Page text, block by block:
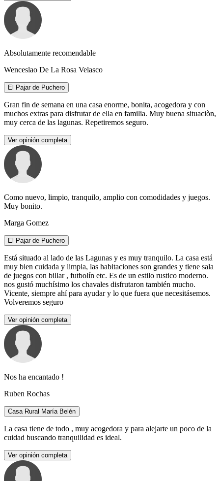
Absolutamente recomendable
Wenceslao De La Rosa Velasco
El Pajar de Puchero
Gran fin de semana en una casa enorme, bonita, acogedora y con
muchos extras para disfrutar de ella en familia. Muy buena situaciòn,
muy cerca de las lagunas. Repetiremos seguro.
Ver opinión completa
Como nuevo, limpio, tranquilo, amplio con comodidades y juegos.
Muy bonito.
Marga Gomez
El Pajar de Puchero
Está situado al lado de las Lagunas y es muy tranquilo. La casa está
muy bien cuidada y limpia, las habitaciones son grandes y tiene sala
de juegos con billar , futbolín etc. Es de un estilo rustico moderno.
nos gustó muchísimo los chavales disfrutaron también mucho.
Vicente, siempre ahí para ayudar y lo que fuera que necesitásemos.
Volveremos seguro
Ver opinión completa
Nos ha encantado !
Ruben Rochas
Casa Rural María Belén
La casa tiene de todo , muy acogedora y para alejarte un poco de la
cuidad buscando tranquilidad es ideal.
Ver opinión completa